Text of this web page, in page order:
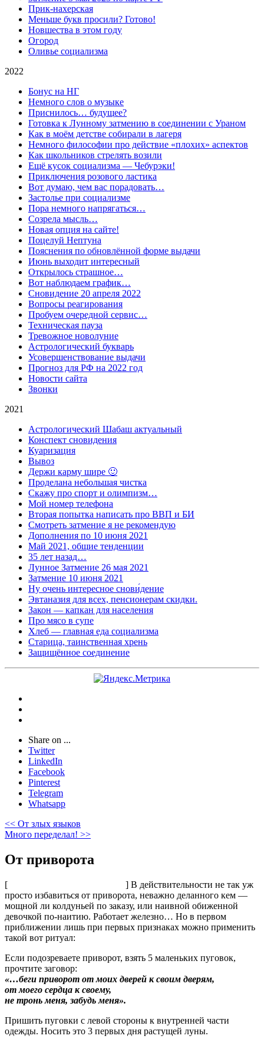
Прик-нахерская
Меньше букв просили? Готово!
Новшества в этом году
Огород
Оливье социализма
2022
Бонус на НГ
Немного слов о музыке
Приснилось… будущее?
Готовка к Лунному затмению в соединении с Ураном
Как в моём детстве собирали в лагеря
Немного философии про действие «плохих» аспектов
Как школьников стрелять возили
Ещё кусок социализма — Чебурэки!
Приключения розового ластика
Вот думаю, чем вас порадовать…
Застолье при социализме
Пора немного напрягаться…
Созрела мысль…
Новая опция на сайте!
Поцелуй Нептуна
Пояснения по обновлённой форме выдачи
Июнь выходит интересный
Открылось страшное…
Вот наблюдаем график…
Сновидение 20 апреля 2022
Вопросы реагирования
Пробуем очередной сервис…
Техническая пауза
Тревожное новолуние
Астрологический букварь
Усовершенствование выдачи
Прогноз для РФ на 2022 год
Новости сайта
Звонки
2021
Астрологический Шабаш актуальный
Конспект сновидения
Куаризация
Вывоз
Держи карму шире 🙂
Проделана небольшая чистка
Скажу про спорт и олимпизм…
Мой номер телефона
Вторая попытка написать про ВВП и БИ
Смотреть затмение я не рекомендую
Дополнения по 10 июня 2021
Май 2021, общие тенденции
35 лет назад…
Лунное Затмение 26 мая 2021
Затмение 10 июня 2021
Ну очень интересное снови́дение
Эвтаназия для всех, пенсионерам скидки.
Закон — капкан для населения
Про мясо в супе
Хлеб — главная еда социализма
Старица, таинственная хрень
Защищённое соединение
Share on ...
Twitter
LinkedIn
Facebook
Pinterest
Telegram
Whatsapp
<< От злых языков
Много переделал! >>
От приворота
[
] В действительности не так уж
просто избавиться от приворота, неважно деланного кем —
мощной ли колдуньей по заказу, или наивной обиженной
девочкой по-наитию. Работает железно… Но в первом
приближении лишь при первых признаках можно применить
такой вот ритуал:
Eсли подозреваете приворот, взять 5 маленьких пуговок,
прочтите заговор:
«…беги приворот от моих дверей к своим дверям,
от моего сердца к своему,
не тронь меня, забудь меня».
Пришить пуговки с левой стороны к внутренней части
одежды. Носить это 3 первых дня растущей луны.